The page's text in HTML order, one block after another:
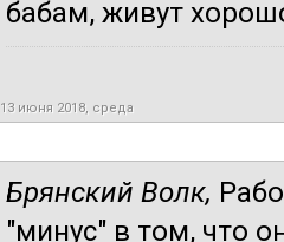
бабам, живут
13 июня 2018, среда
Брянский Волк,
"минус" в том, что